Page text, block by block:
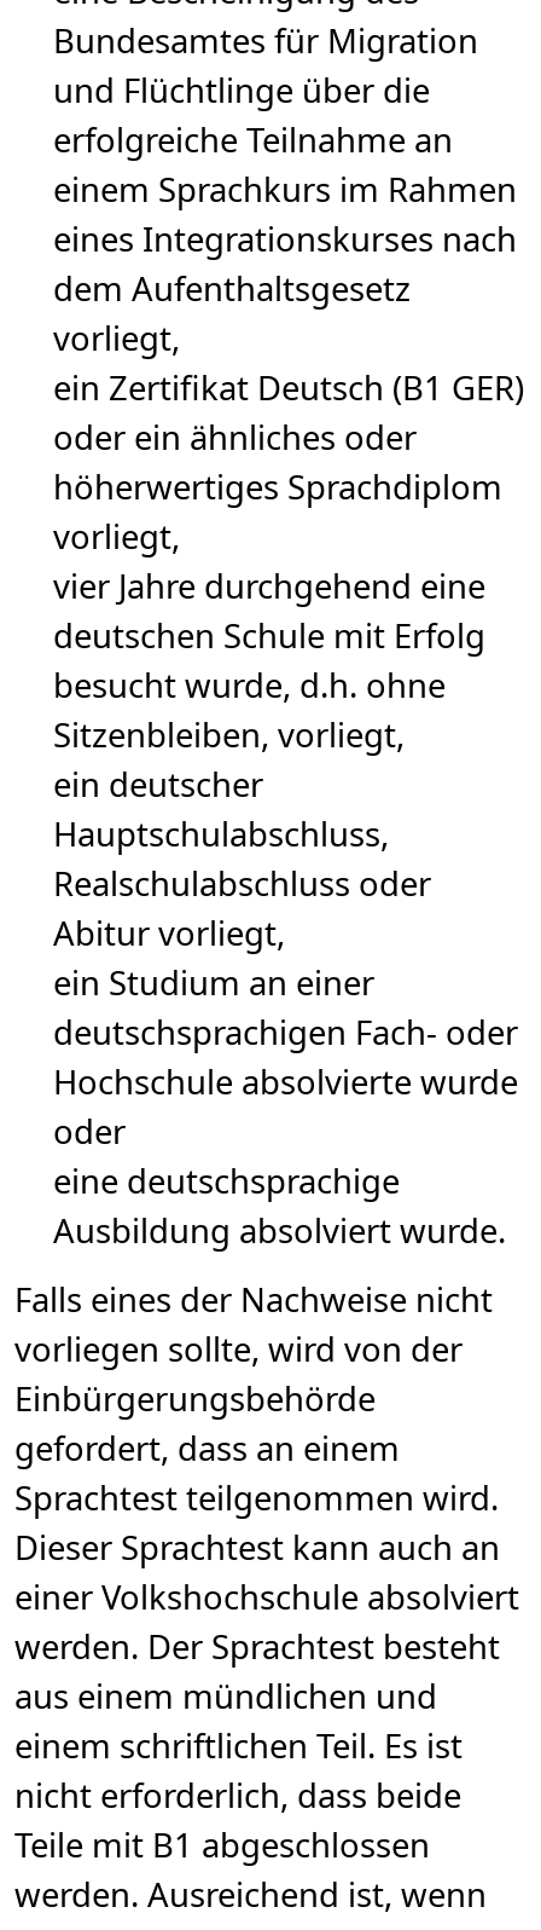
Bundesamtes für Migration
und Flüchtlinge über die
erfolgreiche Teilnahme an
einem Sprachkurs im Rahmen
eines Integrationskurses nach
dem Aufenthaltsgesetz
vorliegt,
ein Zertifikat Deutsch (B1 GER)
oder ein ähnliches oder
höherwertiges Sprachdiplom
vorliegt,
vier Jahre durchgehend eine
deutschen Schule mit Erfolg
besucht wurde, d.h. ohne
Sitzenbleiben, vorliegt,
ein deutscher
Hauptschulabschluss,
Realschulabschluss oder
Abitur vorliegt,
ein Studium an einer
deutschsprachigen Fach- oder
Hochschule absolvierte wurde
oder
eine deutschsprachige
Ausbildung absolviert wurde.
Falls eines der Nachweise nicht
vorliegen sollte, wird von der
Einbürgerungsbehörde
gefordert, dass an einem
Sprachtest teilgenommen wird.
Dieser Sprachtest kann auch an
einer Volkshochschule absolviert
werden. Der Sprachtest besteht
aus einem mündlichen und
einem schriftlichen Teil. Es ist
nicht erforderlich, dass beide
Teile mit B1 abgeschlossen
werden. Ausreichend ist, wenn